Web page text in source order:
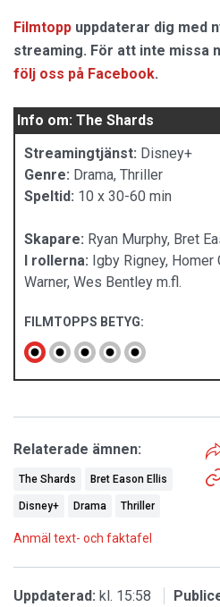
Filmtopp uppdaterar dig med
streaming. För att inte missa
följ oss på Facebook.
Info om: The Shards
Streamingtjänst: Disney+
Genre: Drama, Thriller
Speltid: 10 x 30-60 min
Skapare: Ryan Murphy, Bret
I rollerna: Igby Rigney, Homer
Warner, Wes Bentley m.fl.
FILMTOPPS BETYG:
Relaterade ämnen:
The Shards Bret Eason Ellis
Disney+ Drama Thriller
Anmäl text- och faktafel
Uppdaterad: kl. 15:58